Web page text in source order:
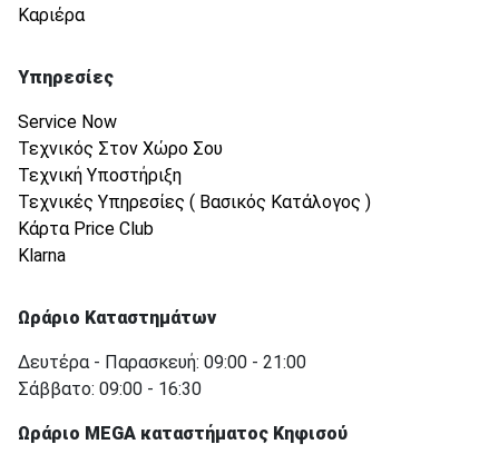
Καριέρα
Υπηρεσίες
Service Now
Τεχνικός Στον Χώρο Σου
Τεχνική Υποστήριξη
Τεχνικές Υπηρεσίες ( Βασικός Κατάλογος )
Κάρτα Price Club
Klarna
Ωράριο Καταστημάτων
Δευτέρα - Παρασκευή: 09:00 - 21:00
Σάββατο: 09:00 - 16:30
Ωράριο MEGA καταστήματος Κηφισού